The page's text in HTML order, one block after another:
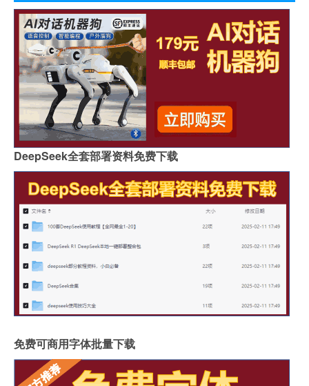
DeepSeek全套部署资料免费下载
免费可商用字体批量下载